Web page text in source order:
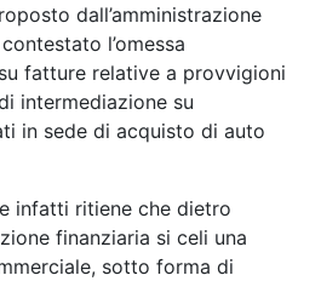
dall’amministrazione
l’omessa
fatture relative a provvigioni
intermediazione su
in sede di acquisto di auto
infatti ritiene che dietro
finanziaria si celi una
sotto forma di